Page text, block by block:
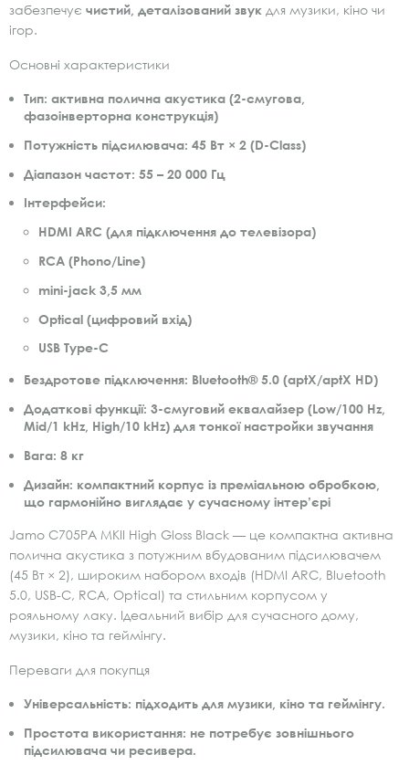
забезпечує чистий, деталізований звук для музики, кіно чи
ігор.
Основні характеристики
Тип: активна полична акустика (2-смугова,
фазоінверторна конструкція)
Потужність підсилювача: 45 Вт × 2 (D-Class)
Діапазон частот: 55 – 20 000 Гц
Інтерфейси:
HDMI ARC (для підключення до телевізора)
RCA (Phono/Line)
mini-jack 3,5 мм
Optical (цифровий вхід)
USB Type-C
Бездротове підключення: Bluetooth® 5.0 (aptX/aptX HD)
Додаткові функції: 3-смуговий еквалайзер (Low/100 Hz,
Mid/1 kHz, High/10 kHz) для тонкої настройки звучання
Вага: 8 кг
Дизайн: компактний корпус із преміальною обробкою,
що гармонійно виглядає у сучасному інтер’єрі
Jamo C705PA MKII High Gloss Black — це компактна активна
полична акустика з потужним вбудованим підсилювачем
(45 Вт × 2), широким набором входів (HDMI ARC, Bluetooth
5.0, USB-C, RCA, Optical) та стильним корпусом у
рояльному лаку. Ідеальний вибір для сучасного дому,
музики, кіно та геймінгу.
Переваги для покупця
Універсальність: підходить для музики, кіно та геймінгу.
Простота використання: не потребує зовнішнього
підсилювача чи ресивера.